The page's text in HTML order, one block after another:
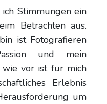
Stimmungen ein
Betrachten aus.
ist Fotografieren
und mein
wie vor ist für mich
Erlebnis
um